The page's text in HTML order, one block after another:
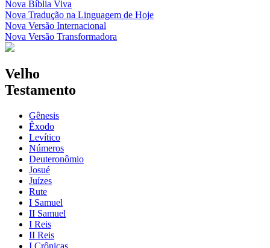
Nova Bíblia Viva
Nova Tradução na Linguagem de Hoje
Nova Versão Internacional
Nova Versão Transformadora
Velho
Testamento
Gênesis
Êxodo
Levítico
Números
Deuteronômio
Josué
Juízes
Rute
I Samuel
II Samuel
I Reis
II Reis